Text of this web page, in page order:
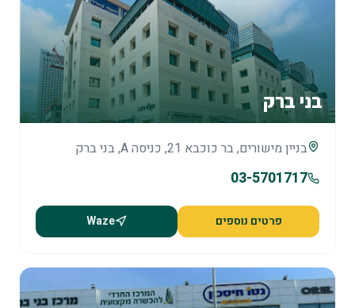
בני ברק
בניין מישורים, בר כוכבא 21, כניסה A, בני ברק
03-5701717
פרטים נוספים Waze